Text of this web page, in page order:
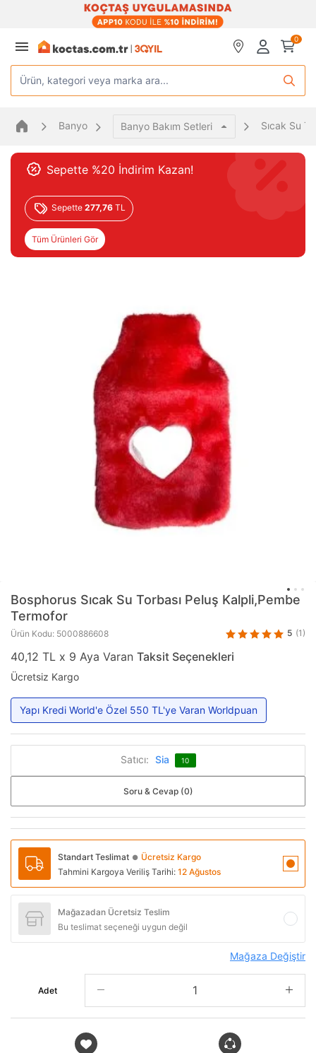
0
Ürün, kategori veya marka ara...
Banyo Banyo Bakım Setleri Sıcak Su
Sepette %20 İndirim Kazan!
Sepette 277,76 TL
Tüm Ürünleri Gör
Bosphorus Sıcak Su Torbası Peluş Kalpli,Pembe
Termofor
Ürün Kodu: 5000886608 5 (1)
40,12 TL x 9 Aya Varan Taksit Seçenekleri
Ücretsiz Kargo
Yapı Kredi World'e Özel 550 TL'ye Varan Worldpuan
Satıcı: Sia 10
Soru & Cevap (0)
Standart Teslimat ● Ücretsiz Kargo
Tahmini Kargoya Veriliş Tarihi: 12 Ağustos
Mağazadan Ücretsiz Teslim
Bu teslimat seçeneği uygun değil
Mağaza Değiştir
Adet